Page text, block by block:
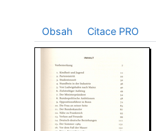
Obsah Citace PRO